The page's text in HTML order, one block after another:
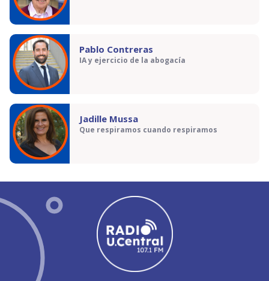
Pablo Contreras
IA y ejercicio de la abogacía
Jadille Mussa
Que respiramos cuando respiramos